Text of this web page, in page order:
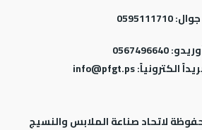
جوال:0595111710
0567496640
الكترونياً:info@pfgt.ps
لاتحاد صناعة الملابس والنسيج